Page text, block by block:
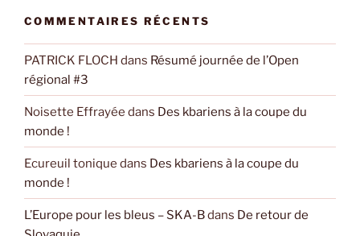
COMMENTAIRES RÉCENTS
PATRICK FLOCH dans Résumé journée de l’Open
régional #3
Noisette Effrayée dans Des kbariens à la coupe du
monde !
Ecureuil tonique dans Des kbariens à la coupe du
monde !
L’Europe pour les bleus – SKA-Bdans De retour de